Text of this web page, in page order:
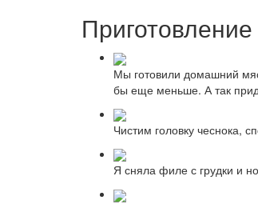
Приготовление
Мы готовили домашний
бы еще меньше. А так
Чистим головку чеснока,
Я сняла филе с грудки и